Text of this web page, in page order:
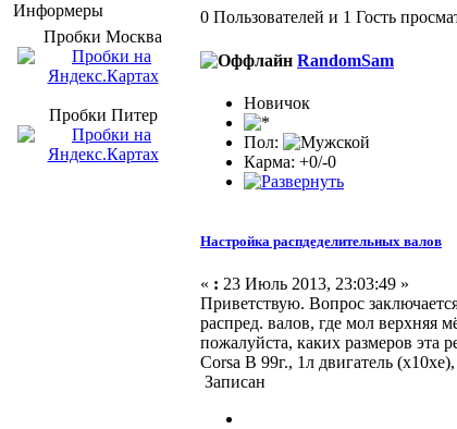
Информеры
Пробки Mосква
Пробки Питер
0 Пользователей и 1 Гость
RandomSam
Новичок
Пол:
Карма: +0/-0
Настройка распдеделительных валов
« : 23 Июль 2013, 23:03:49 »
Приветствую. Вопрос
распред. валов, где мол верхняя
пожалуйста, каких размеров эта
Corsa B 99г., 1л двигатель
Записан